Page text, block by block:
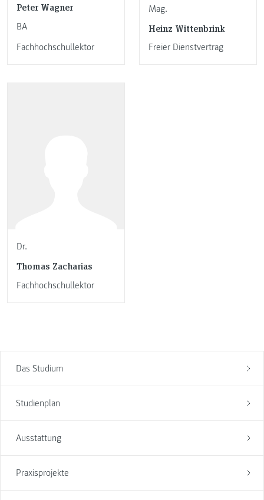
Das Studium
Studienplan
Ausstattung
Praxisprojekte
Peter Wagner
BA
Fachhochschullektor
Mag.
Heinz Wittenbrink
Freier Dienstvertrag
Dr.
Thomas Zacharias
Fachhochschullektor